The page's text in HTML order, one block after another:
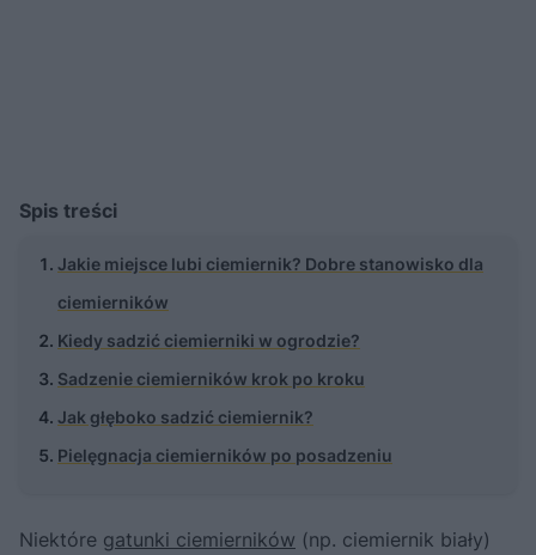
Spis treści
Jakie miejsce lubi ciemiernik? Dobre stanowisko dla
ciemierników
Kiedy sadzić ciemierniki w ogrodzie?
Sadzenie ciemierników krok po kroku
Jak głęboko sadzić ciemiernik?
Pielęgnacja ciemierników po posadzeniu
Niektóre gatunki ciemierników (np. ciemiernik biały)